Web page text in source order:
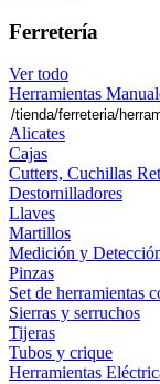
Ferretería
Ver todo
Herramientas
Alicates
Cajas
Cutters, Cuchillas
Destornilladores
Llaves
Martillos
Medición y
Pinzas
Set de herramientas
Sierras y serruchos
Tijeras
Tubos y crique
Herramientas